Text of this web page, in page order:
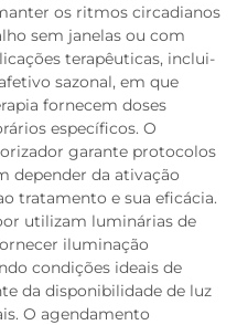
os ritmos circadianos
sem janelas ou com
terapêuticas, inclui-
sazonal, em que
fornecem doses
específicos. O
garante protocolos
depender da ativação
tratamento e sua eficácia.
utilizam luminárias de
iluminação
condições ideais de
da disponibilidade de luz
O agendamento